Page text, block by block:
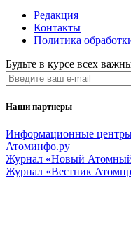
Редакция
Контакты
Политика
Будьте в курсе всех
Наши партнеры
Информационные центры
Атоминфо.ру
Журнал «Новый Атомный
Журнал «Вестник